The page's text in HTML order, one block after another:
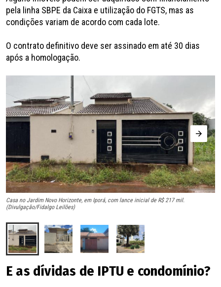
pela linha SBPE da Caixa e utilização do FGTS, mas as
condições variam de acordo com cada lote.
O contrato definitivo deve ser assinado em até 30 dias
após a homologação.
Casa no Jardim Novo Horizonte, em Iporá, com lance inicial de R$ 217 mil.
(Divulgação/Fidalgo Leilões)
E as dívidas de IPTU e condomínio?